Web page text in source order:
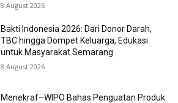
8 August 2026
Bakti Indonesia 2026: Dari Donor Darah,
TBC hingga Dompet Keluarga, Edukasi
untuk Masyarakat Semarang
8 August 2026
Menekraf–WIPO Bahas Penguatan Produk